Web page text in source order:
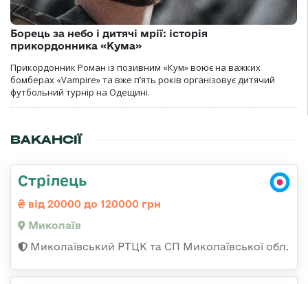
Борець за небо і дитячі мрії: історія
прикордонника «Кума»
Прикордонник Роман із позивним «Кум» воює на важких
бомберах «Vampire» та вже п’ять років організовує дитячий
футбольний турнір на Одещині.
ВАКАНСІЇ
Стрілець
від 20000 до 120000 грн
Миколаїв
Миколаївський РТЦК та СП Миколаївської обл.